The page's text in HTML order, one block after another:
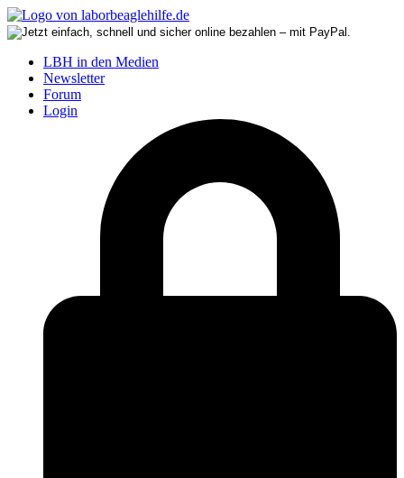
LBH in den Medien
Newsletter
Forum
Login